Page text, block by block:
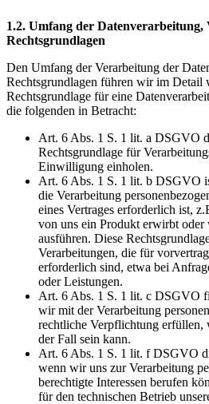
1.2. Umfang der Datenverarbeitung,
Rechtsgrundlagen
Den Umfang der Verarbeitung der
Rechtsgrundlagen führen wir im Detail
Rechtsgrundlage für eine
die folgenden in Betracht:
Art. 6 Abs. 1 S. 1 lit. a DSGVO
Rechtsgrundlage für
Einwilligung einholen.
Art. 6 Abs. 1 S. 1 lit. b DSGVO
die Verarbeitung
eines Vertrages erforderlich ist,
von uns ein Produkt erwirbt
ausführen. Diese
Verarbeitungen, die für
erforderlich sind, etwa bei
oder Leistungen.
Art. 6 Abs. 1 S. 1 lit. c DSGVO
wir mit der Verarbeitung
rechtliche Verpflichtung erfüllen,
der Fall sein kann.
Art. 6 Abs. 1 S. 1 lit. f DSGVO
wenn wir uns zur Verarbeitung
berechtigte Interessen berufen
für den technischen Betrieb